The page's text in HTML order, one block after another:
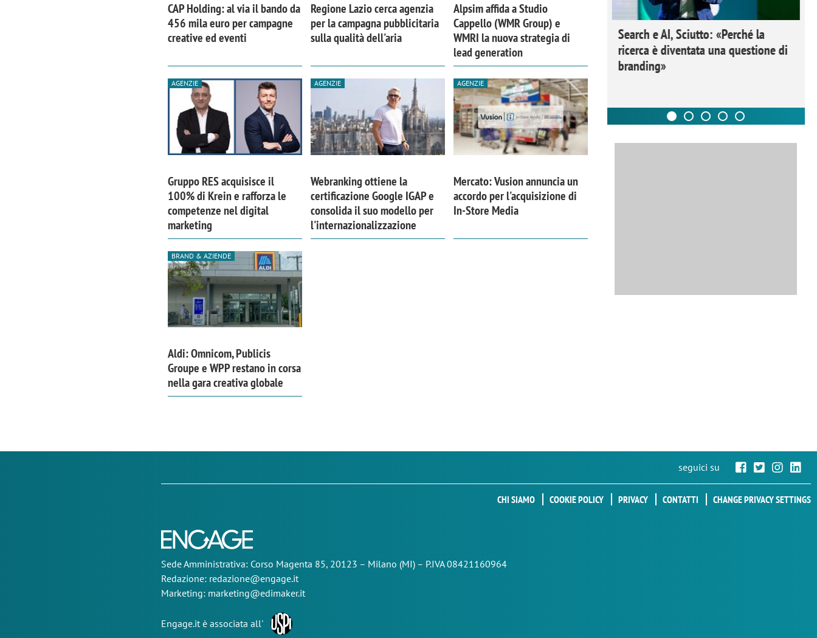
CAP Holding: al via il bando da
456 mila euro per campagne
creative ed eventi
Regione Lazio cerca agenzia
per la campagna pubblicitaria
sulla qualità dell'aria
Alpsim affida a Studio
Cappello (WMR Group) e
WMRI la nuova strategia di
lead generation
AGENZIE
Gruppo RES acquisisce il
100% di Krein e rafforza le
competenze nel digital
marketing
AGENZIE
Webranking ottiene la
certificazione Google IGAP e
consolida il suo modello per
l'internazionalizzazione
AGENZIE
Mercato: Vusion annuncia un
accordo per l'acquisizione di
In-Store Media
BRAND & AZIENDE
Aldi: Omnicom, Publicis
Groupe e WPP restano in corsa
nella gara creativa globale
«Marketing e prodotto devono
Emanuele Viora di Deloitte Digital:
«La creatività resta centrale, l’AI deve
amplificare il talento»
Ricerche di mercato. Neri, Ipsos
Doxa: «Non basta più descrivere i
fenomeni: bisogna comprenderli e
tradurli in azioni»
Search e AI, Sciutto: «Perché la
ricerca è diventata una questione di
branding»
seguici su
CHI SIAMO COOKIE POLICY PRIVACY CONTATTI CHANGE PRIVACY SETTINGS
SedeAmministrativa: Corso Magenta 85, 20123 – Milano (MI) – P.IVA 08421160964
Redazione: redazione@engage.it
Marketing: marketing@edimaker.it
Engage.it è associata all'